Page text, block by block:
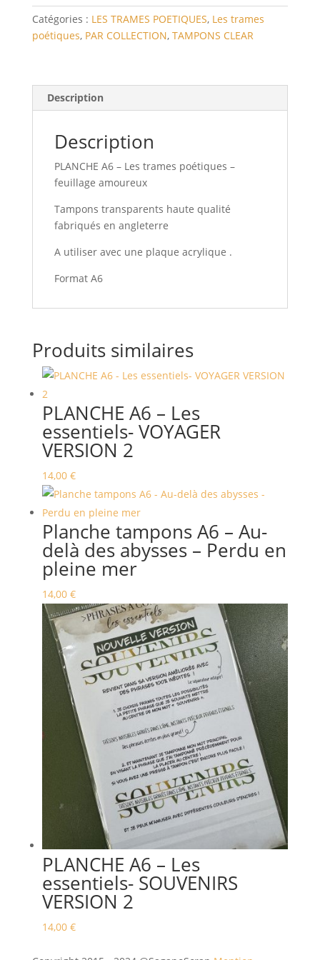
poétiques
-
Catégories : LES TRAMES POETIQUES, Les trames
poétiques, PAR COLLECTION, TAMPONS CLEAR
Description
Description
PLANCHE A6 – Les trames poétiques –
feuillage amoureux
Tampons transparents haute qualité
fabriqués en angleterre
A utiliser avec une plaque acrylique .
Format A6
Produits similaires
PLANCHE A6 – Les
essentiels- VOYAGER
VERSION 2
14,00 €
Planche tampons A6 – Au-
delà des abysses – Perdu en
pleine mer
14,00 €
PLANCHE A6 – Les
essentiels- SOUVENIRS
VERSION 2
14,00 €